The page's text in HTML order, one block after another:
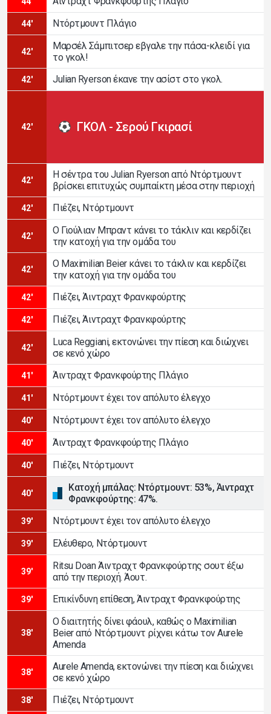
44' Ντόρτμουντ Πλάγιο
42'
Μαρσέλ Σάμπιτσερ εβγαλε την πάσα-κλειδί για
το γκολ!
42' Julian Ryerson έκανε την ασίστ στο γκολ.
42' ΓΚΟΛ - Σερού Γκιρασί
42'
Η σέντρα του Julian Ryerson από Ντόρτμουντ
βρίσκει επιτυχώς συμπαίκτη μέσα στην περιοχή
42' Πιέζει, Ντόρτμουντ
42'
Ο Γιούλιαν Μπραντ κάνει το τάκλιν και κερδίζει
την κατοχή για την ομάδα του
42'
Ο Maximilian Beier κάνει το τάκλιν και κερδίζει
την κατοχή για την ομάδα του
42' Πιέζει, Άιντραχτ Φρανκφούρτης
42' Πιέζει, Άιντραχτ Φρανκφούρτης
42'
Luca Reggiani, εκτονώνει την πίεση και διώχνει
σε κενό χώρο
41' Άιντραχτ Φρανκφούρτης Πλάγιο
41' Ντόρτμουντ έχει τον απόλυτο έλεγχο
40' Ντόρτμουντ έχει τον απόλυτο έλεγχο
40' Άιντραχτ Φρανκφούρτης Πλάγιο
40' Πιέζει, Ντόρτμουντ
40'
Κατοχή μπάλας: Ντόρτμουντ: 53%, Άιντραχτ
Φρανκφούρτης: 47%.
39' Ντόρτμουντ έχει τον απόλυτο έλεγχο
39' Ελέυθερο, Ντόρτμουντ
39'
Ritsu Doan Άιντραχτ Φρανκφούρτης σουτ έξω
από την περιοχή. Άουτ.
39' Επικίνδυνη επίθεση, Άιντραχτ Φρανκφούρτης
38'
Ο διαιτητής δίνει φάουλ, καθώς ο Maximilian
Beier από Ντόρτμουντ ρίχνει κάτω τον Aurele
Amenda
38'
Aurele Amenda, εκτονώνει την πίεση και διώχνει
σε κενό χώρο
38' Πιέζει, Ντόρτμουντ